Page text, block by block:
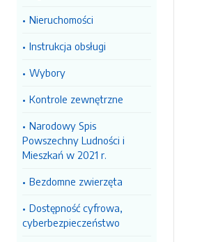
Nieruchomości
Instrukcja obsługi
Wybory
Kontrole zewnętrzne
Narodowy Spis
Powszechny Ludności i
Mieszkań w 2021 r.
Bezdomne zwierzęta
Dostępność cyfrowa,
cyberbezpieczeństwo